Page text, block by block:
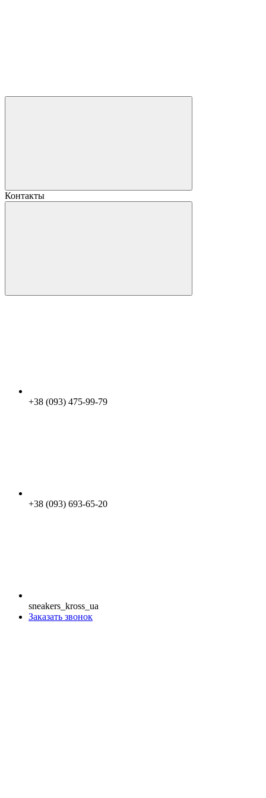
Контакты
+38 (093) 475-99-79
+38 (093) 693-65-20
sneakers_kross_ua
Заказать звонок